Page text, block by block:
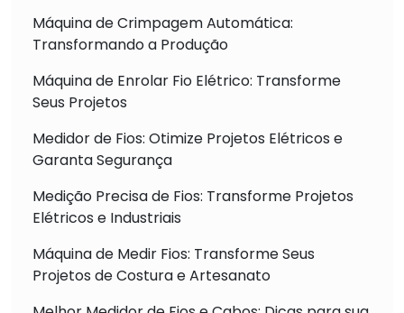
Máquina de Crimpagem Automática:
Transformando a Produção
Máquina de Enrolar Fio Elétrico: Transforme
Seus Projetos
Medidor de Fios: Otimize Projetos Elétricos e
Garanta Segurança
Medição Precisa de Fios: Transforme Projetos
Elétricos e Industriais
Máquina de Medir Fios: Transforme Seus
Projetos de Costura e Artesanato